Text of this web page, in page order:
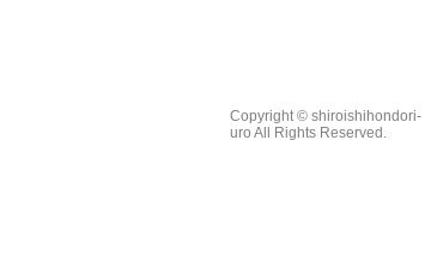
Copyright © shiroishihondori-
uro All Rights Reserved.